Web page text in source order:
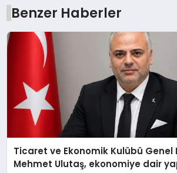
Benzer Haberler
Ticaret ve Ekonomik Kulübü Genel
Mehmet Ulutaş, ekonomiye dair